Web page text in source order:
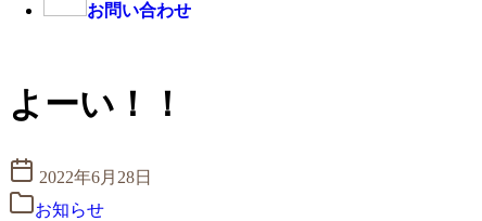
テ
へ
移
お問い合わせ
よーい！！
2022年6月28日
お知らせ